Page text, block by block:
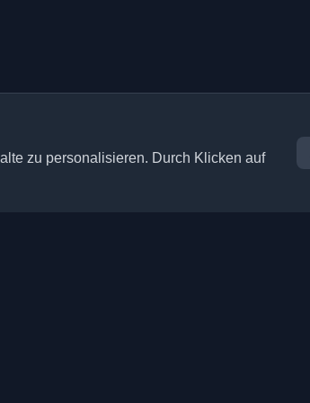
zu personalisieren. Durch Klicken auf